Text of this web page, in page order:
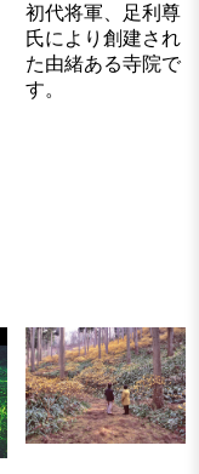
初代将軍、足利尊
氏により創建され
た由緒ある寺院で
す。